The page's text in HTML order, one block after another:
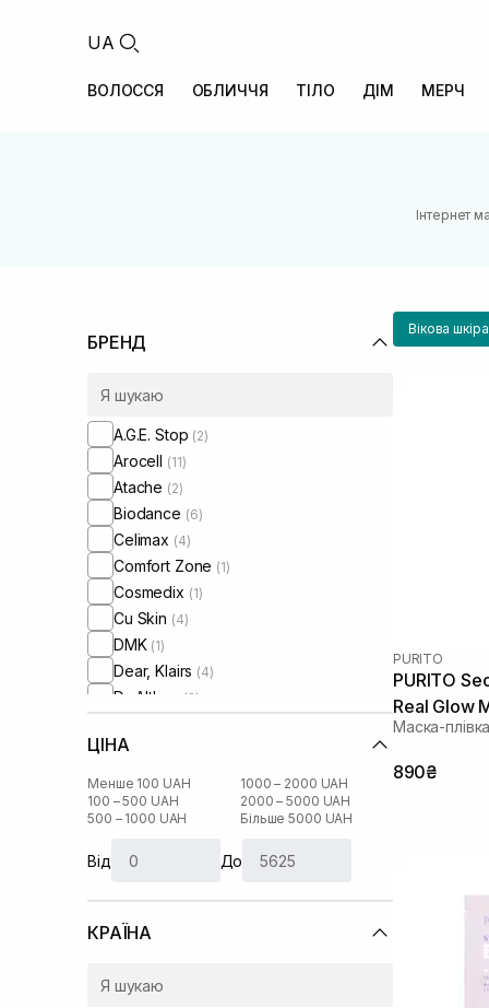
UA
ВОЛОССЯ ОБЛИЧЧЯ ТІЛО ДІМ МЕРЧ
Інтернет
БРЕНД
A.G.E. Stop (2)
Arocell (11)
Atache (2)
Biodance (6)
Celimax (4)
Comfort Zone (1)
Cosmedix (1)
Cu Skin (4)
DMK (1)
Dear, Klairs (4)
Dr. Althea (2)
El’Code
HydroPeptide
I'm From(16)
IS Clinical (1)
Image Skincare(2)
Js Derma
Lalarecipe
Medicube
ЦІНА
Менше 100 UAH
100 – 500 UAH
500 – 1000 UAH
1000 – 2000 UAH
2000 – 5000 UAH
Більше 5000 UAH
Від До
КРАЇНА
Вікова
PURITO
PURITO
Real Glow
Маска-
890₴